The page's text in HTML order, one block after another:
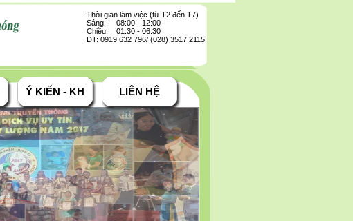
Thời gian làm việc (từ T2 đến T7)
Sáng: 08:00 - 12:00
Chiều: 01:30 - 06:30
ĐT: 0919 632 796/ (028) 3517 2115
Ý KIẾN - KH LIÊN HỆ